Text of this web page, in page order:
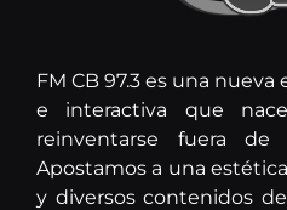
FM CB 97.3 es una
e interactiva que
reinventarse fuera
Apostamos a una
y diversos contenidos